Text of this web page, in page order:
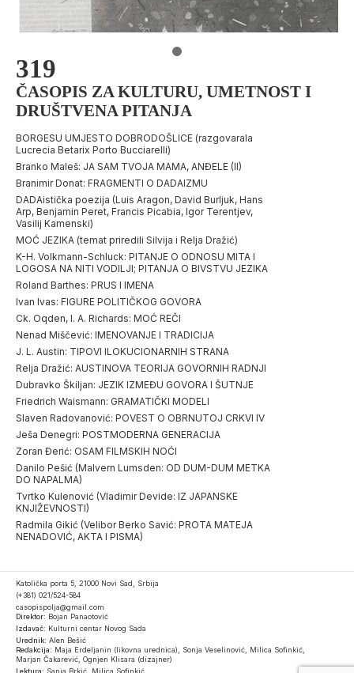
319
ČASOPIS ZA KULTURU, UMETNOST I
DRUŠTVENA PITANJA
BORGESU UMJESTO DOBRODOŠLICE (razgovarala
Lucrecia Betarix Porto Bucciarelli)
Branko Maleš: JA SAM TVOJA MAMA, ANĐELE (II)
Branimir Donat: FRAGMENTI O DADAIZMU
DADAistička poezija (Luis Aragon, David Burljuk, Hans
Arp, Benjamin Peret, Francis Picabia, Igor Terentjev,
Vasilij Kamenski)
MOĆ JEZIKA (temat priredili Silvija i Relja Dražić)
K-H. Volkmann-Schluck: PITANJE O ODNOSU MITA I
LOGOSA NA NITI VODILJI; PITANJA O BIVSTVU JEZIKA
Roland Barthes: PRUS I IMENA
Ivan Ivas: FIGURE POLITIČKOG GOVORA
Ck. Oqden, I. A. Richards: MOĆ REČI
Nenad Miščević: IMENOVANJE I TRADICIJA
J. L. Austin: TIPOVI ILOKUCIONARNIH STRANA
Relja Dražić: AUSTINOVA TEORIJA GOVORNIH RADNJI
Dubravko Škiljan: JEZIK IZMEĐU GOVORA I ŠUTNJE
Friedrich Waismann: GRAMATIČKI MODELI
Slaven Radovanović: POVEST O OBRNUTOJ CRKVI IV
Ješa Denegri: POSTMODERNA GENERACIJA
Zoran Đerić: OSAM FILMSKIH NOĆI
Danilo Pešić (Malvern Lumsden: OD DUM-DUM METKA
DO NAPALMA)
Tvrtko Kulenović (Vladimir Devide: IZ JAPANSKE
KNJIŽEVNOSTI)
Radmila Gikić (Velibor Berko Savić: PROTA MATEJA
NENADOVIĆ, AKTA I PISMA)
Katolička porta 5, 21000 Novi Sad, Srbija
(+381) 021/524-584
casopispolja@gmail.com
Direktor: Bojan Panaotović
Izdavač: Kulturni centar Novog Sada
Urednik: Alen Bešić
Redakcija: Maja Erdeljanin (likovna urednica), Sonja Veselinović, Milica Sofinkić,
Marjan Čakarević, Ognjen Klisara (dizajner)
Lektura: Sanja Brkić, Milica Sofinkić